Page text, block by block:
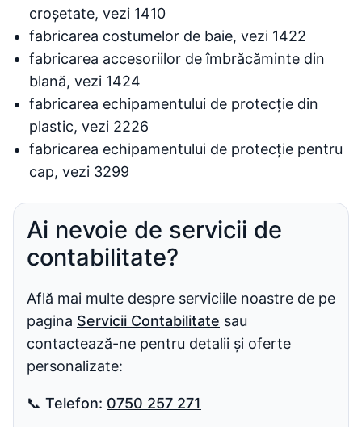
croșetate, vezi 1410
fabricarea costumelor de baie, vezi 1422
fabricarea accesoriilor de îmbrăcăminte din
blană, vezi 1424
fabricarea echipamentului de protecție din
plastic, vezi 2226
fabricarea echipamentului de protecție pentru
cap, vezi 3299
Ai nevoie de servicii de
contabilitate?
Află mai multe despre serviciile noastre de pe
pagina Servicii Contabilitate sau
contactează-ne pentru detalii și oferte
personalizate:
📞 Telefon: 0750 257 271